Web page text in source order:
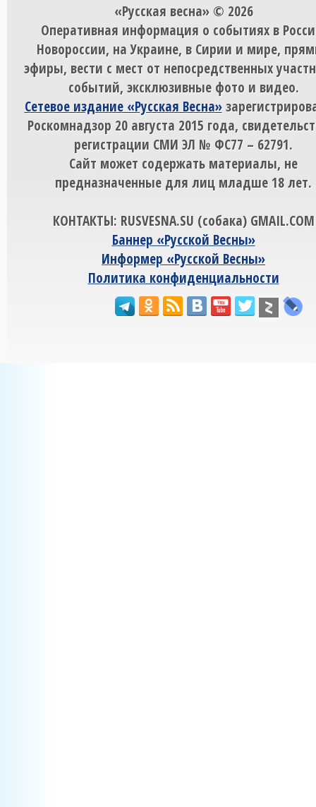
«Русская весна» © 2026
Оперативная информация о событиях в
Новороссии, на Украине, в Сирии и мире,
эфиры, вести с мест от непосредственных
событий, эксклюзивные фото и видео.
Сетевое издание «Русская Весна»
Роскомнадзор 20 августа 2015 года,
регистрации СМИ ЭЛ № ФС77 – 62791.
Сайт может содержать материалы, не
предназначенные для лиц младше 18 лет.
КОНТАКТЫ: RUSVESNA.SU (собака) GMAIL.COM
Баннер «Русской Весны»
Информер «Русской Весны»
Политика конфиденциальности